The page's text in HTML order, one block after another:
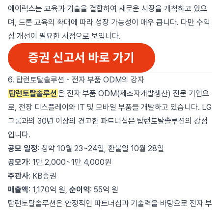
에이럭스는 교육과 기술을 결합하여 새로운 시장을 개척하고 있으
며, 드론 교육의 확대에 따라 성장 가능성이 매우 큽니다. 다만 수익
성 개선이 필요한 시점으로 보입니다.
6. 탑런토탈솔루션 - 전자 부품 ODM의 강자
탑런토탈솔루션은 전자 부품 ODM(제조자개발생산) 전문 기업으
로, 전장 디스플레이와 IT 및 모바일 부품을 개발하고 있습니다. LG
그룹과의 30년 이상의 견고한 파트너십은 탑런토탈솔루션의 강점
입니다.
공모 일정: 청약 10월 23~24일, 환불일 10월 28일
공모가: 1만 2,000~1만 4,000원
주관사: KB증권
매출액: 1,170억 원, 순이익: 55억 원
탑런토탈솔루션은 안정적인 파트너십과 기술력을 바탕으로 전자 부